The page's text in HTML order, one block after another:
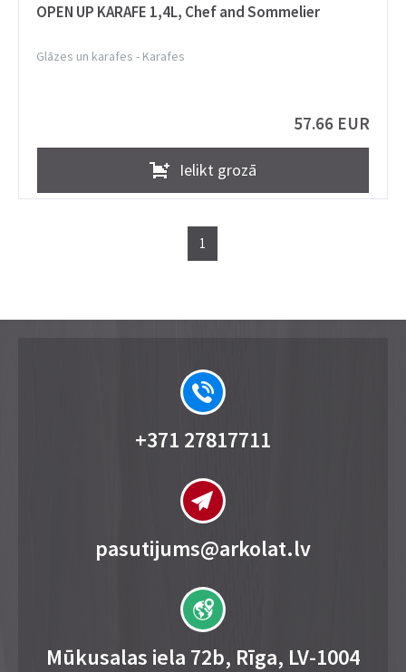
OPEN UP KARAFE 1,4L, Chef and Sommelier
Glāzes un karafes - Karafes
57.66 EUR
Ielikt grozā
1
+371 27817711
pasutijums@arkolat.lv
Mūkusalas iela 72b, Rīga, LV-1004